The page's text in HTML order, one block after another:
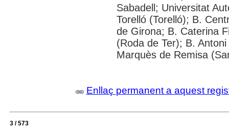
Sabadell; Universitat
Torelló (Torelló); B.
de Girona; B. Caterina
(Roda de Ter); B.
Marquès de Remisa
Enllaç permanent a aquest
3 / 573